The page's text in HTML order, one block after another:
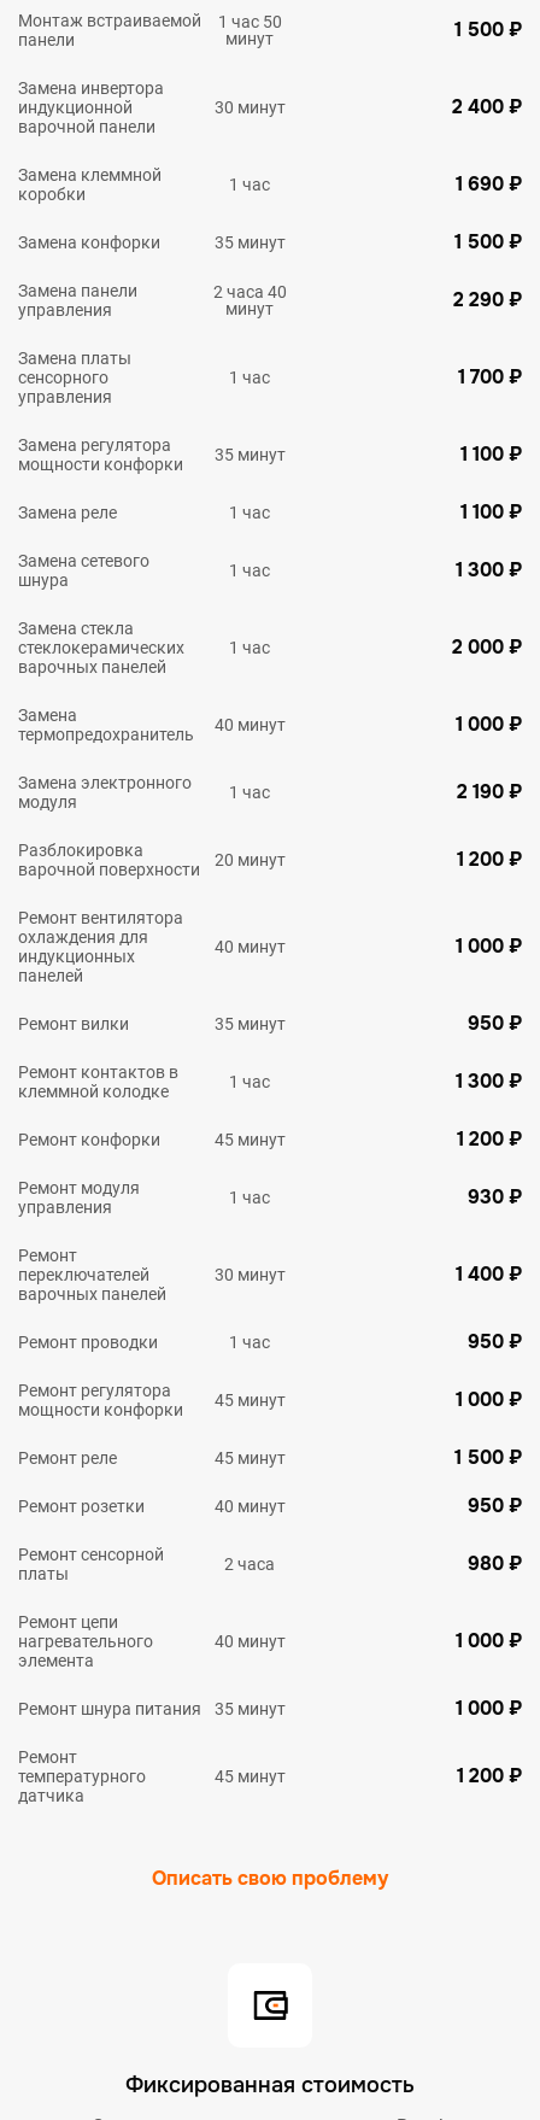
Монтаж встраиваемой
панели
1 час 50
минут
1 500 ₽
Замена инвертора
индукционной
варочной панели
30 минут 2 400 ₽
Замена клеммной
коробки
1 час 1 690 ₽
Замена конфорки 35 минут 1 500 ₽
Замена панели
управления
2 часа 40
минут
2 290 ₽
Замена платы
сенсорного
управления
1 час 1 700 ₽
Замена регулятора
мощности конфорки
35 минут 1 100 ₽
Замена реле 1 час 1 100 ₽
Замена сетевого
шнура
1 час 1 300 ₽
Замена стекла
стеклокерамических
варочных панелей
1 час 2 000 ₽
Замена
термопредохранитель
40 минут 1 000 ₽
Замена электронного
модуля
1 час 2 190 ₽
Разблокировка
варочной поверхности
20 минут 1 200 ₽
Ремонт вентилятора
охлаждения для
индукционных
панелей
40 минут 1 000 ₽
Ремонт вилки 35 минут 950 ₽
Ремонт контактов в
клеммной колодке
1 час 1 300 ₽
Ремонт конфорки 45 минут 1 200 ₽
Ремонт модуля
управления
1 час 930 ₽
Ремонт
переключателей
варочных панелей
30 минут 1 400 ₽
Ремонт проводки 1 час 950 ₽
Ремонт регулятора
мощности конфорки
45 минут 1 000 ₽
Ремонт реле 45 минут 1 500 ₽
Ремонт розетки 40 минут 950 ₽
Ремонт сенсорной
платы
2 часа 980 ₽
Ремонт цепи
нагревательного
элемента
40 минут 1 000 ₽
Ремонт шнура питания 35 минут 1 000 ₽
Ремонт
температурного
датчика
45 минут 1 200 ₽
Описать свою проблему
Фиксированная стоимость